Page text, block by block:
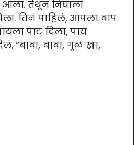
आला. तेथून निघाला
तिनं पाहिलं, आपला बाप
पाट दिला, पाय
“बाबा, बाबा, गूळ खा,